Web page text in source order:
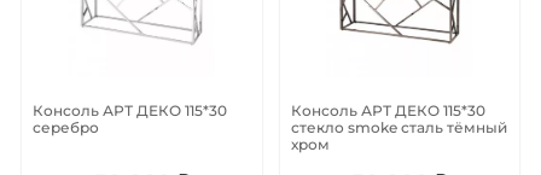
Консоль АРТ ДЕКО 115*30
серебро
Консоль АРТ ДЕКО 115*30
стекло smoke сталь тёмный
хром